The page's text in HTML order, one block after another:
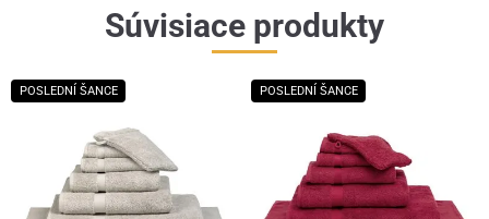
Súvisiace produkty
POSLEDNÍ ŠANCE POSLEDNÍ ŠANCE